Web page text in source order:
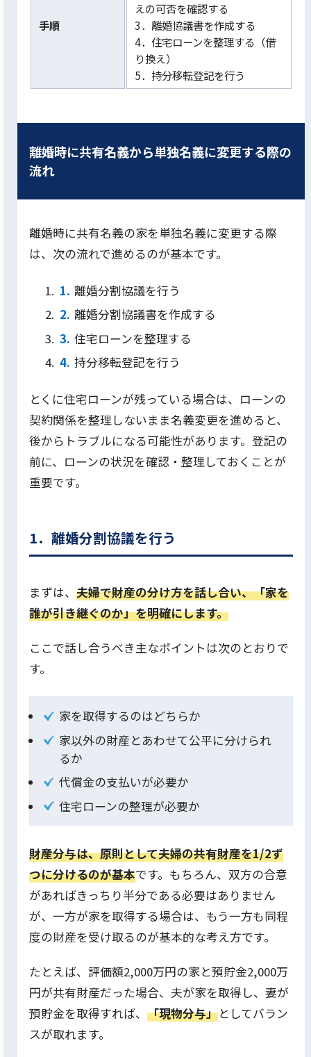
手順
えの可否を確認する
3．離婚協議書を作成する
4．住宅ローンを整理する（借
り換え）
5．持分移転登記を行う
離婚時に共有名義から単独名義に変更する際の
流れ
離婚時に共有名義の家を単独名義に変更する際
は、次の流れで進めるのが基本です。
離婚分割協議を行う
離婚分割協議書を作成する
住宅ローンを整理する
持分移転登記を行う
とくに住宅ローンが残っている場合は、ローンの
契約関係を整理しないまま名義変更を進めると、
後からトラブルになる可能性があります。登記の
前に、ローンの状況を確認・整理しておくことが
重要です。
1．離婚分割協議を行う
まずは、 夫婦で財産の分け方を話し合い、「家を
誰が引き継ぐのか」を明確にします。
ここで話し合うべき主なポイントは次のとおりで
す。
家を取得するのはどちらか
家以外の財産とあわせて公平に分けられ
るか
代償金の支払いが必要か
住宅ローンの整理が必要か
財産分与は、原則として夫婦の共有財産を1/2ず
つに分けるのが基本です。もちろん、双方の合意
があればきっちり半分である必要はありません
が、一方が家を取得する場合は、もう一方も同程
度の財産を受け取るのが基本的な考え方です。
たとえば、評価額2,000万円の家と預貯金2,000万
円が共有財産だった場合、夫が家を取得し、妻が
預貯金を取得すれば、 「現物分与」としてバラン
スが取れます。